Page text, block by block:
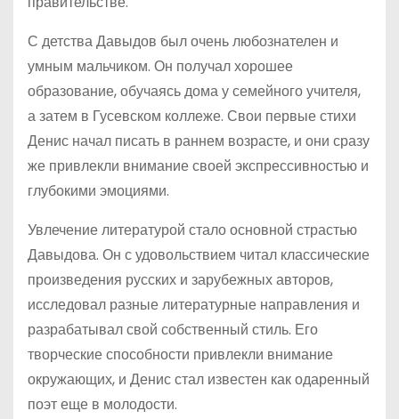
С детства Давыдов был очень любознателен и
умным мальчиком. Он получал хорошее
образование, обучаясь дома у семейного учителя,
а затем в Гусевском коллеже. Свои первые стихи
Денис начал писать в раннем возрасте, и они сразу
же привлекли внимание своей экспрессивностью и
глубокими эмоциями.
Увлечение литературой стало основной страстью
Давыдова. Он с удовольствием читал классические
произведения русских и зарубежных авторов,
исследовал разные литературные направления и
разрабатывал свой собственный стиль. Его
творческие способности привлекли внимание
окружающих, и Денис стал известен как одаренный
поэт еще в молодости.